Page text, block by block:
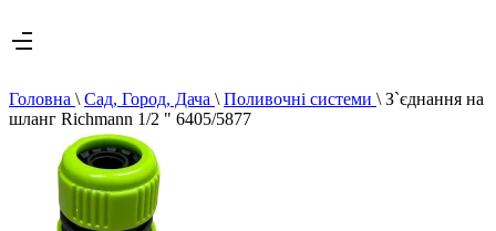
Головна \ Сад, Город, Дача \ Поливочні системи \ З`єднання на
шланг Richmann 1/2 " 6405/5877